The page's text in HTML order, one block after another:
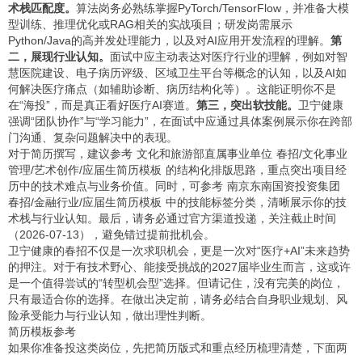
术栈匹配度。 算法岗务必熟练掌握PyTorch/TensorFlow，并准备大模
型训练、推理优化或RAG相关的实战项目；研发岗需展示
Python/Java的高并发处理能力，以及对AI应用开发流程的理解。 第
二，展现行业认知。 面试中应主动表达对医疗行业的理解，例如对智
慧医院建设、电子病历评级、区域卫生平台等概念的认知，以及AI如
何解决医疗痛点（如辅助诊断、病历结构化等）。这能证明你不是
在“海投”，而是真正看好医疗AI赛道。 第三，突出软技能。 卫宁健康
强调“团队协作”与“学习能力”，在面试中应通过具体案例展示你在跨部
门沟通、复杂问题解决中的表现。
对于简历撰写，建议参考 文化和旅游部直属事业单位 春招/文化事业
管理/艺术创作/应届生简历模板 的结构化排版思路，重点突出项目经
历中的技术难点与业务价值。同时，可参考 南京东南国资投资集团
春招/金融行业/应届生简历模板 中的技能标签分类，清晰展示你的技
术栈与行业认知。最后，请务必通过官方渠道投递，关注截止时间
（2026-07-13），避免错过提前批机会。
卫宁健康的春招不仅是一次求职机会，更是一次对“医疗+AI”未来趋势
的押注。对于有技术野心、能接受挑战的2027届毕业生而言，这或许
是一个值得尝试的“转型机会型”选择。但请记住，没有完美的岗位，
只有最适合你的选择。在做出决定前，请务必结合自身职业规划、风
险承受能力与行业认知，做出理性判断。
简历模板参考
如果你准备投这类岗位，先把简历版式和重点经历梳理清楚，下面两